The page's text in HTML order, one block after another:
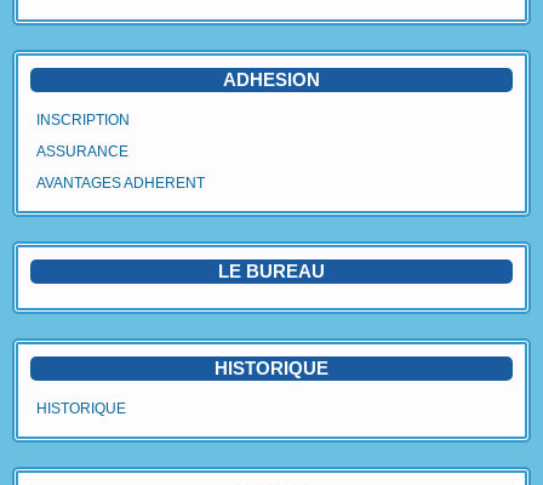
Avantages Adhérent
Contact
Blog
ADHESION
INSCRIPTION
ASSURANCE
AVANTAGES ADHERENT
LE BUREAU
HISTORIQUE
HISTORIQUE